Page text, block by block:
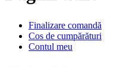
Finalizare comandă
Cos de cumpărături
Contul meu